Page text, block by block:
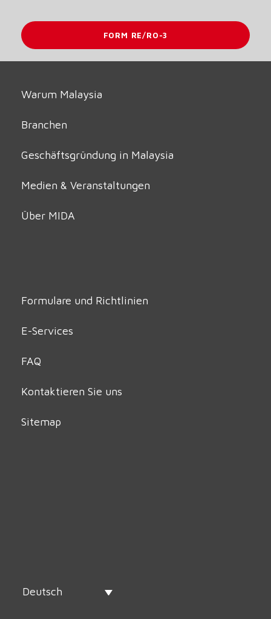
FORM RE/RO-3
Warum Malaysia
Branchen
Geschäftsgründung in Malaysia
Medien & Veranstaltungen
Über MIDA
Formulare und Richtlinien
E-Services
FAQ
Kontaktieren Sie uns
Sitemap
Deutsch